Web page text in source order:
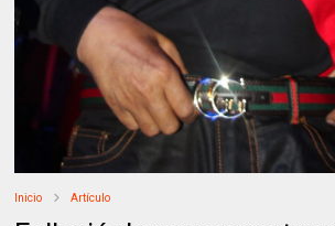
Inicio Artículo